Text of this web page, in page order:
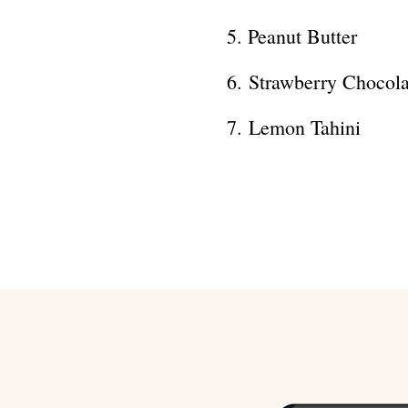
5. Peanut Butter
6. Strawberry
7. Lemon Tahini